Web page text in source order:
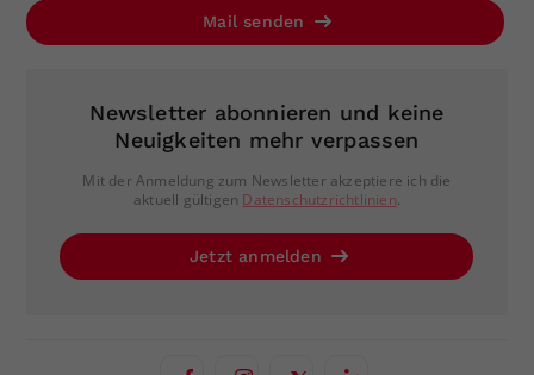
Mail senden
Newsletter abonnieren und keine
Neuigkeiten mehr verpassen
Mit der Anmeldung zum Newsletter akzeptiere ich die
aktuell gültigen Datenschutzrichtlinien.
Jetzt anmelden